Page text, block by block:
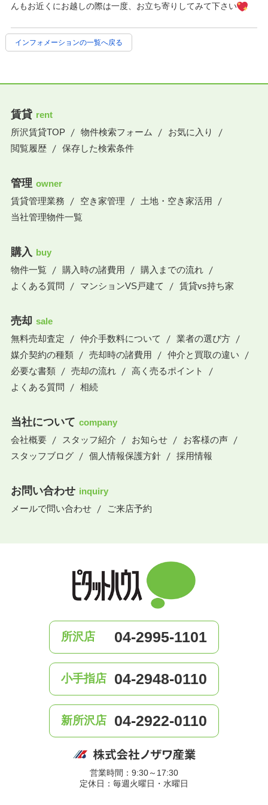
んもお近くにお越しの際は一度、お立ち寄りしてみて下さい
インフォメーションの一覧へ戻る
賃貸 rent
所沢賃貸TOP
物件検索フォーム
お気に入り
閲覧履歴
保存した検索条件
管理 owner
賃貸管理業務
空き家管理
土地・空き家活用
当社管理物件一覧
購入 buy
物件一覧
購入時の諸費用
購入までの流れ
よくある質問
マンションVS戸建て 賃貸vs持ち家
売却 sale
無料売却査定
仲介手数料について
業者の選び方
媒介契約の種類
売却時の諸費用
仲介と買取の違い
必要な書類
売却の流れ
高く売るポイント
よくある質問
相続
当社について company
会社概要
スタッフ紹介 お知らせ
お客様の声
スタッフブログ
個人情報保護方針 採用情報
お問い合わせ inquiry
メールで問い合わせ
ご来店予約
所沢店 04-2995-1101
小手指店 04-2948-0110
新所沢店 04-2922-0110
営業時間：9:30～17:30
定休日：毎週火曜日・水曜日